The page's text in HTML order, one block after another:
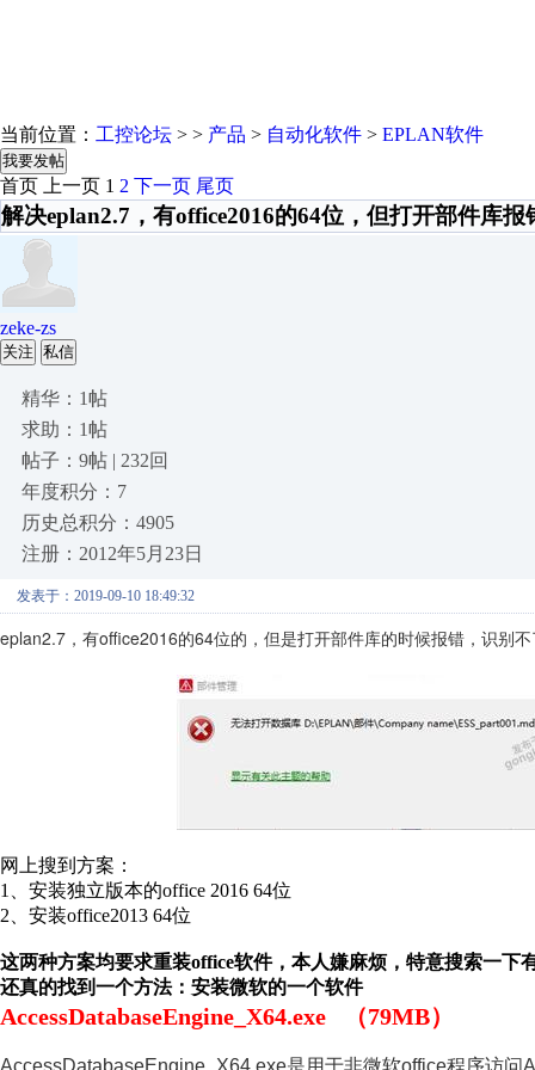
当前位置： 工控论坛 > > 产品 > 自动化软件 > EPLAN软件
我要发帖
首页 上一页 1 2 下一页 尾页
解决eplan2.7，有office2016的64位，但打开部件库报
zeke-zs
关注 私信
精华：1帖
求助：1帖
帖子：9帖 | 232回
年度积分：7
历史总积分：4905
注册：2012年5月23日
发表于：2019-09-10 18:49:32
eplan2.7，有office2016的64位的，但是打开部件库的时候报错，识别
网上搜到方案：
1、安装独立版本的office 2016 64位
2、安装office2013 64位
这两种方案均要求重装office软件，本人嫌麻烦，特意搜索一
还真的找到一个方法：安装微软的一个软件
AccessDatabaseEngine_X64.exe （79MB）
AccessDatabaseEngine_X64.exe是用于非微软office程序访问